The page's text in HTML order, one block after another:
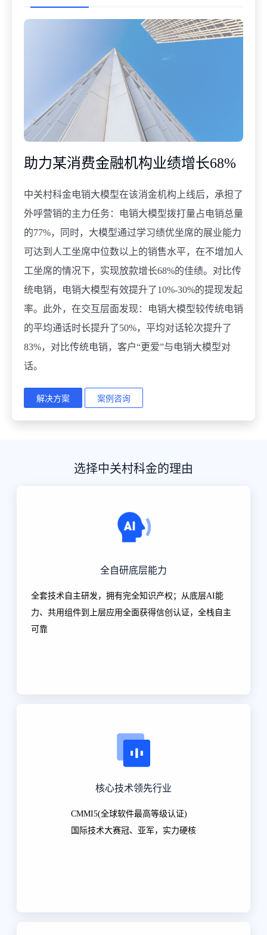
助力某消费金融机构业绩增长68%
中关村科金电销大模型在该消金机构上线后，承担了
外呼营销的主力任务：电销大模型拨打量占电销总量
的77%，同时，大模型通过学习绩优坐席的展业能力
可达到人工坐席中位数以上的销售水平，在不增加人
工坐席的情况下，实现放款增长68%的佳绩。对比传
统电销，电销大模型有效提升了10%-30%的提现发起
率。此外，在交互层面发现：电销大模型较传统电销
的平均通话时长提升了50%，平均对话轮次提升了
83%，对比传统电销，客户“更爱”与电销大模型对
话。
解决方案 案例咨询
选择中关村科金的理由
全自研底层能力
全套技术自主研发，拥有完全知识产权；从底层AI能
力、共用组件到上层应用全面获得信创认证，全栈自主
可靠
核心技术领先行业
CMMI5(全球软件最高等级认证)
国际技术大赛冠、亚军，实力硬核